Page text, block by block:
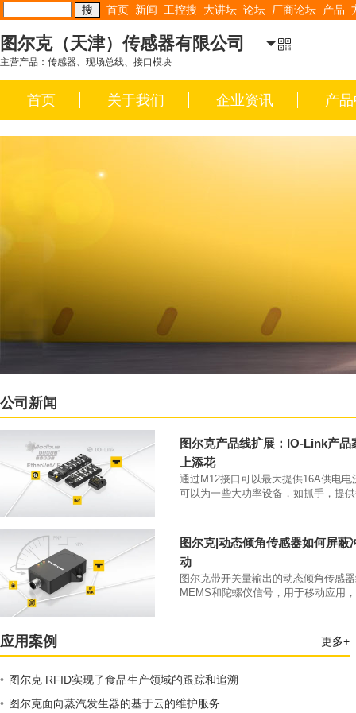
首页 新闻 工控搜 大讲坛 论坛 厂商论坛 产品
图尔克（天津）传感器有限公司
主营产品：传感器、现场总线、接口模块
首页 关于我们 企业资讯 产
公司新闻
图尔克产品线扩展：IO-Link产品
上添花
通过M12接口可以最大提供16A供电电
可以为一些大功率设备，如抓手，提
本体上。
图尔克|动态倾角传感器如何屏蔽
动
图尔克带开关量输出的动态倾角传感
MEMS和陀螺仪信号，用于移动应用
应用案例 更多+
• 图尔克 RFID实现了食品生产领域的跟踪和追溯
• 图尔克面向蒸汽发生器的基于云的维护服务